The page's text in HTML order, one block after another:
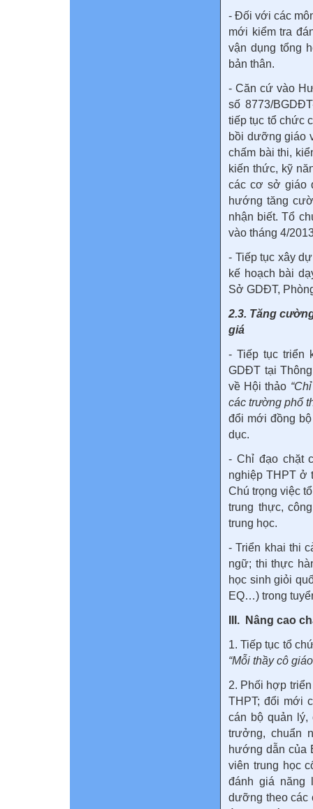
- Đối với các
mới kiểm tra
vận dụng tổng
bản thân.
- Căn cứ vào
số 8773/
tiếp tục tổ chức
bồi dưỡng giáo
chấm bài thi,
kiến thức, kỹ
các cơ sở giáo
hướng tăng
nhận biết. Tổ
vào tháng 4/
- Tiếp tục xây
kế hoạch bài
Sở GDĐT,
2.3. Tăng
giá
- Tiếp tục triển
GDĐT tại
về Hội thảo
các trường phổ
đổi mới đồng
dục.
- Chỉ đạo chặt
nghiệp THPT ở
Chú trọng việc
trung thực,
trung học.
- Triển khai thi
ngữ; thi thực
học sinh giỏi
EQ…) trong
III. Nâng cao
1. Tiếp tục tổ
“Mỗi thầy cô
2. Phối hợp
THPT; đổi mới
cán bộ quản lý,
trưởng, chuẩn
hướng dẫn của
viên trung học
đánh giá năng
dưỡng theo các